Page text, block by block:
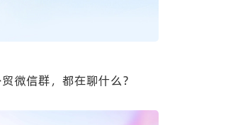
微信群，都在聊什么？